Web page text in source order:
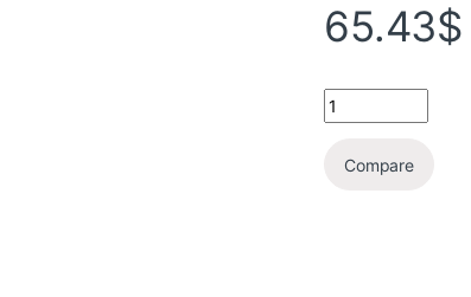
65.43$
Compare